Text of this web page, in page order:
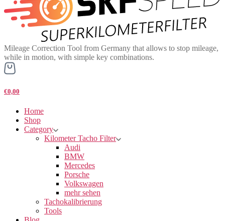
Mileage Correction Tool from Germany that allows to stop mileage,
while in motion, with simple key combinations.
€0,00
Home
Shop
Category
Kilometer Tacho Filter
Audi
BMW
Mercedes
Porsche
Volkswagen
mehr sehen
Tachokalibrierung
Tools